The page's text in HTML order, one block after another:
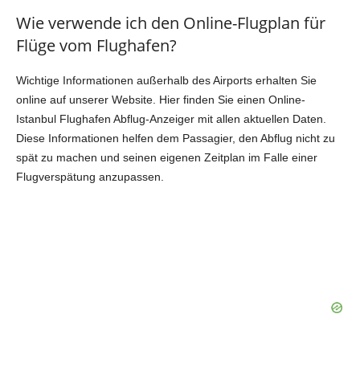
Wie verwende ich den Online-Flugplan für
Flüge vom Flughafen?
Wichtige Informationen außerhalb des Airports erhalten Sie
online auf unserer Website. Hier finden Sie einen Online-
Istanbul Flughafen Abflug-Anzeiger mit allen aktuellen Daten.
Diese Informationen helfen dem Passagier, den Abflug nicht zu
spät zu machen und seinen eigenen Zeitplan im Falle einer
Flugverspätung anzupassen.